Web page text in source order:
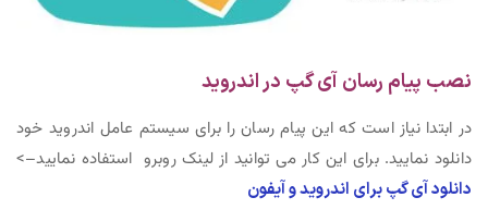
نصب پیام رسان آی گپ در اندروید
در ابتدا نیاز است که این پیام رسان را برای سیستم عامل اندروید خود
دانلود نمایید. برای این کار می توانید از لینک روبرو استفاده نمایید–>
دانلود آی گپ برای اندروید و آیفون